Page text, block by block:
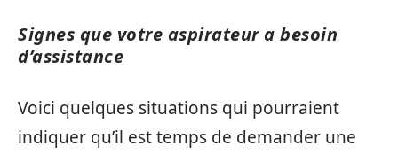
Signes que votre aspirateur a besoin
d’assistance
Voici quelques situations qui pourraient
indiquer qu’il est temps de demander une